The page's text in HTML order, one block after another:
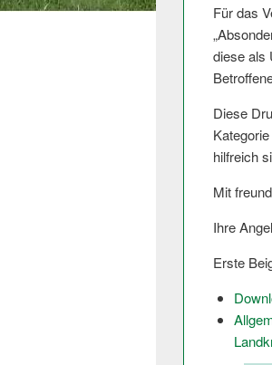
Für das
diese als
Diese
hilfreich
Mit
Ihre
Erste